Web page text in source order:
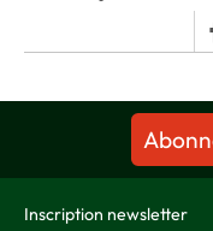
Inscription newsletter